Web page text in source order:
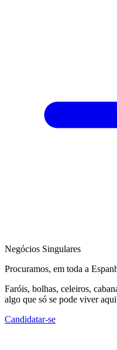
Negócios Singulares
Procuramos, em toda a
Faróis, bolhas, celeiros,
algo que só se pode viver
Candidatar-se